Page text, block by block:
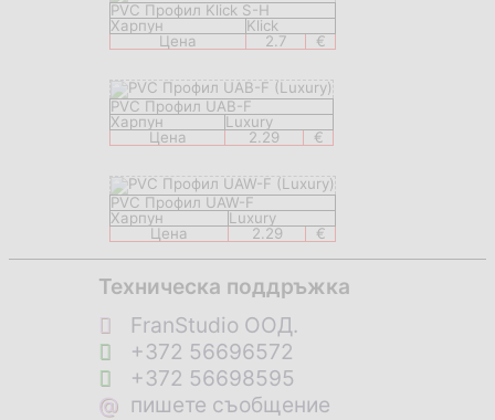
PVC Профил Klick S-H
Харпун
Klick
Цена
2.7 €
PVC Профил UAB-F
Харпун
Luxury
Цена
2.29 €
PVC Профил UAW-F
Харпун
Luxury
Цена
2.29 €
Техническа поддръжка
FranStudio ООД.
+372 56696572
+372 56698595
@ пишете съобщение